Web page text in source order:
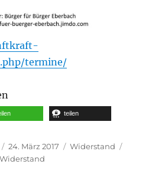
termine/
teilen
Veröffentlicht
am
24. März 2017 Kategorien
Widerstand
Widerstand